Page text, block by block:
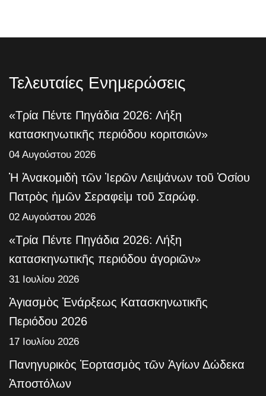
Τελευταίες Ενημερώσεις
«Τρία Πέντε Πηγάδια 2026: Λήξη
κατασκηνωτικῆς περιόδου κοριτσιών»
04 Αυγούστου 2026
Ἡ Ἀνακομιδὴ τῶν Ἱερῶν Λειψάνων τοῦ Ὁσίου
Πατρὸς ἡμῶν Σεραφεὶμ τοῦ Σαρώφ.
02 Αυγούστου 2026
«Τρία Πέντε Πηγάδια 2026: Λήξη
κατασκηνωτικῆς περιόδου ἀγοριῶν»
31 Ιουλίου 2026
Ἁγιασμὸς Ἐνάρξεως Κατασκηνωτικῆς
Περιόδου 2026
17 Ιουλίου 2026
Πανηγυρικὸς Ἑορτασμὸς τῶν Ἁγίων Δώδεκα
Ἀποστόλων